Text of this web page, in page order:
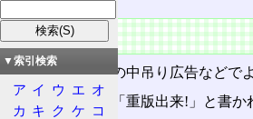
概要
新聞広告や電車の中吊り広告などで
普通に考えれば「重版出来!」と書
▼索引検索
ア イ ウ エ オ
カ キ ク ケ コ